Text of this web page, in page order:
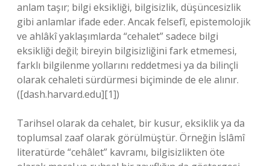
anlam taşır; bilgi eksikliği, bilgisizlik, düşüncesizlik
gibi anlamlar ifade eder. Ancak felsefî, epistemolojik
ve ahlâkî yaklaşımlarda “cehalet” sadece bilgi
eksikliği değil; bireyin bilgisizliğini fark etmemesi,
farklı bilgilenme yollarını reddetmesi ya da bilinçli
olarak cehaleti sürdürmesi biçiminde de ele alınır.
([dash.harvard.edu][1])
Tarihsel olarak da cehalet, bir kusur, eksiklik ya da
toplumsal zaaf olarak görülmüştür. Örneğin İslâmî
literatürde “cehâlet” kavramı, bilgisizlikten öte